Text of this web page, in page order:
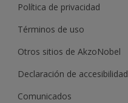
Política de privacidad
Términos de uso
Otros sitios de AkzoNobel
Declaración de accesibilidad
Comunicados